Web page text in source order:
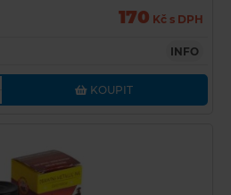
170 Kč s DPH
INFO
KOUPIT